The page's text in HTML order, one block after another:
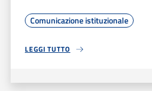
Comunicazione istituzionale
LEGGI TUTTO